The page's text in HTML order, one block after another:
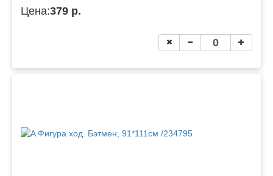
Цена:379 р.